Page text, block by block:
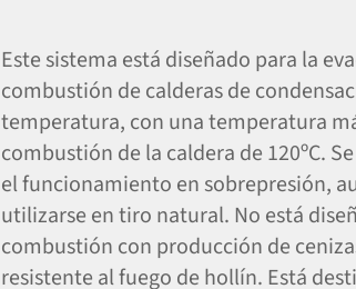
Este sistema está diseñado para la
combustión de calderas de
temperatura, con una temperatura
combustión de la caldera de 120ºC.
el funcionamiento en sobrepresión,
utilizarse en tiro natural. No está
combustión con producción de
resistente al fuego de hollín. Está